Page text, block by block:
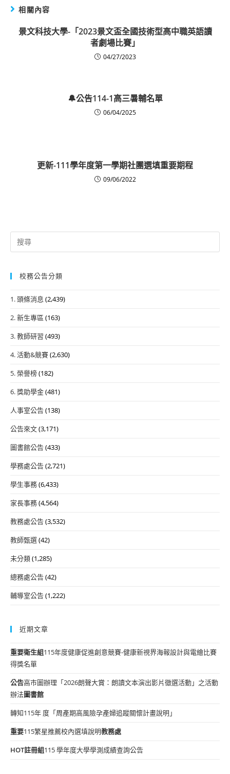
相關內容
景文科技大學-「2023景文盃全國技術型高中職英語讀
者劇場比賽」
04/27/2023
🔔公告114-1高三暑輔名單
06/04/2025
更新-111學年度第一學期社團選填重要期程
09/06/2022
Search
for:
校務公告分類
1. 頭條消息 (2,439)
2. 新生專區 (163)
3. 教師研習 (493)
4. 活動&競賽(2,630)
5. 榮譽榜(182)
6. 獎助學金(481)
人事室公告(138)
公告來文(3,171)
圖書館公告(433)
學務處公告(2,721)
學生事務(6,433)
家長事務(4,564)
教務處公告(3,532)
教師甄選(42)
未分類(1,285)
總務處公告(42)
輔導室公告(1,222)
近期文章
重要衛生組115年度健康促進創意競賽-健康新視界海報設計與電繪比賽
得獎名單
公告高市圖辦理「2026朗聲大賞：朗讀文本演出影片徵選活動」之活動
辦法圖書館
轉知115年 度「周產期高風險孕產婦追蹤關懷計畫說明」
重要115繁星推薦校內選填說明教務處
HOT註冊組115 學年度大學學測成績查詢公告